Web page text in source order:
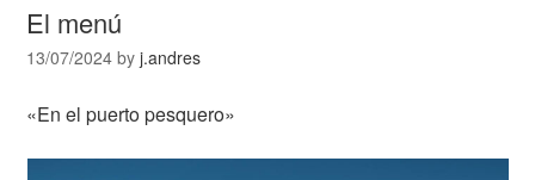
El menú
13/07/2024 byj.andres
«En el puerto pesquero»